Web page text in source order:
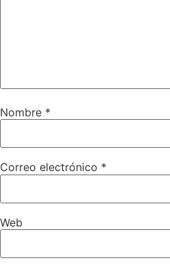
Nombre *
Correo electrónico *
Web